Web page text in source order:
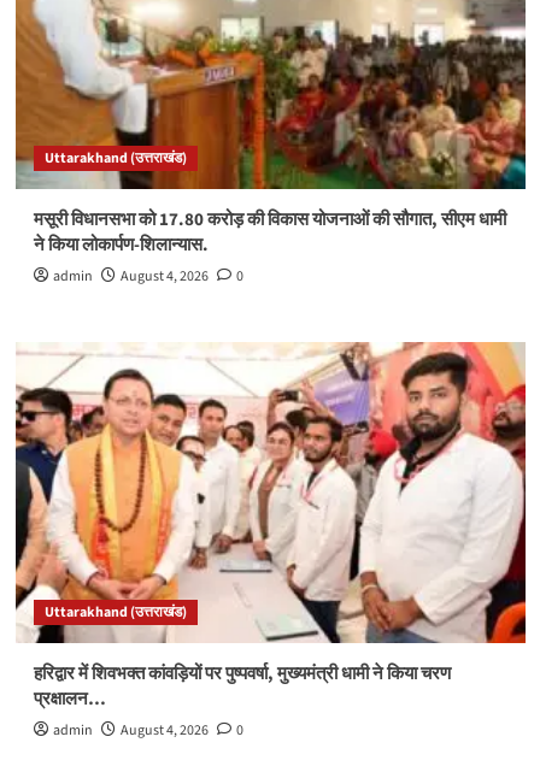
Uttarakhand (उत्तराखंड)
मसूरी विधानसभा को 17.80 करोड़ की विकास योजनाओं की सौगात, सीएम धामी
ने किया लोकार्पण-शिलान्यास.
admin August 4, 2026 0
Uttarakhand (उत्तराखंड)
हरिद्वार में शिवभक्त कांवड़ियों पर पुष्पवर्षा, मुख्यमंत्री धामी ने किया चरण
प्रक्षालन…
admin August 4, 2026 0